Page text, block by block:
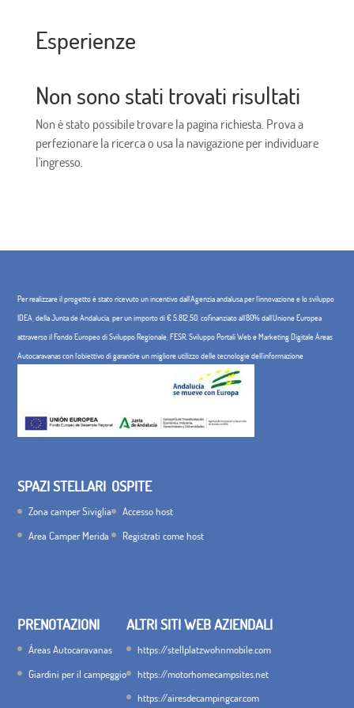
Esperienze
Non sono stati trovati risultati
Non è stato possibile trovare la pagina richiesta. Prova a
perfezionare la ricerca o usa la navigazione per individuare
l'ingresso.
Per realizzare il progetto è stato ricevuto un incentivo dall'Agenzia andalusa per l'innovazione e lo sviluppo
IDEA, della Junta de Andalucía, per un importo di € 5.812,50, cofinanziato all'80% dall'Unione Europea
attraverso il Fondo Europeo di Sviluppo Regionale, FESR. Sviluppo Portali Web e Marketing Digitale Áreas
Autocaravanas con l'obiettivo di garantire un migliore utilizzo delle tecnologie dell'informazione
SPAZI STELLARI
Zona camper Siviglia
Area Camper Merida
OSPITE
Accesso host
Registrati come host
PRENOTAZIONI
Áreas Autocaravanas
Giardini per il campeggio
ALTRI SITI WEB AZIENDALI
https://stellplatzwohnmobile.com
https://motorhomecampsites.net
https://airesdecampingcar.com